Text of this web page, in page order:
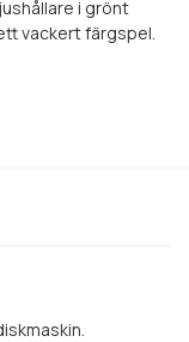
i grönt
vackert färgspel.